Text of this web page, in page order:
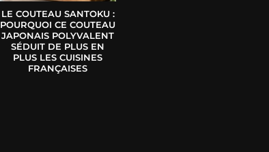
LE COUTEAU SANTOKU :
POURQUOI CE COUTEAU
JAPONAIS POLYVALENT
SÉDUIT DE PLUS EN
PLUS LES CUISINES
FRANÇAISES